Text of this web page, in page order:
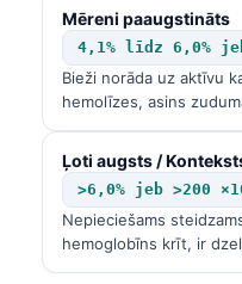
Mēreni paaugstināts
4,1% līdz 6,0%
Bieži norāda uz aktīvu
hemolīzes, asins
Ļoti augsts /
>6,0% jeb >200
Nepieciešams
hemoglobīns krīt, ir